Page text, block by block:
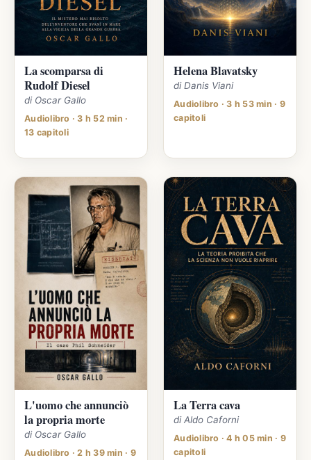
La scomparsa di
Rudolf Diesel
di Oscar Gallo
Audiolibro · 3 h 52 min ·
13 capitoli
Helena Blavatsky
di Danis Viani
Audiolibro · 3 h 53 min · 9
capitoli
L'uomo che annunciò
la propria morte
di Oscar Gallo
Audiolibro · 2 h 39 min · 9
La Terra cava
di Aldo Caforni
Audiolibro · 4 h 05 min · 9
capitoli